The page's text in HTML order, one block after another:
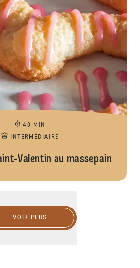
40 MIN
INTERMÉDIAIRE
Valentin au massepain
VOIR PLUS